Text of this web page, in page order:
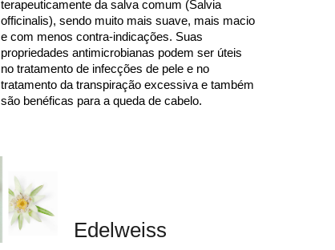
terapeuticamente da salva comum (Salvia
officinalis), sendo muito mais suave, mais macio
e com menos contra-indicações. Suas
propriedades antimicrobianas podem ser úteis
no tratamento de infecções de pele e no
tratamento da transpiração excessiva e também
são benéficas para a queda de cabelo.
Edelweiss